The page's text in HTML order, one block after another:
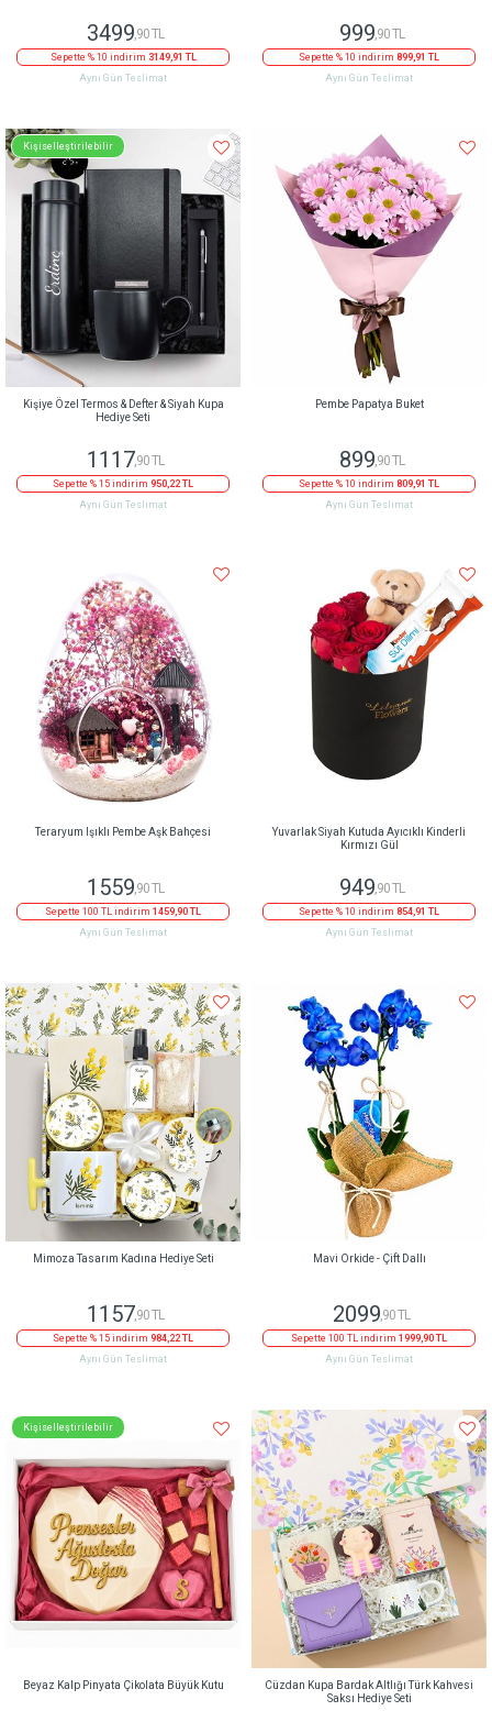
3499,90 TL
Sepette % 10 indirim 3149,91 TL
Aynı Gün Teslimat
999,90 TL
Sepette % 10 indirim 899,91 TL
Aynı Gün Teslimat
Kişiselleştirilebilir
Kişiye Özel Termos & Defter & Siyah Kupa
Hediye Seti
1117,90 TL
Sepette % 15 indirim 950,22 TL
Aynı Gün Teslimat
Pembe Papatya Buket
899,90 TL
Sepette % 10 indirim 809,91 TL
Aynı Gün Teslimat
Teraryum Işıklı Pembe Aşk Bahçesi
1559 ,90 TL
Sepette 100 TL indirim 1459,90 TL
Aynı Gün Teslimat
Yuvarlak Siyah Kutuda Ayıcıklı Kinderli
Kırmızı Gül
949,90 TL
Sepette % 10 indirim 854,91 TL
Aynı Gün Teslimat
Mimoza Tasarım Kadına Hediye Seti
1157,90 TL
Sepette % 15 indirim 984,22 TL
Aynı Gün Teslimat
Mavi Orkide - Çift Dallı
2099,90 TL
Sepette 100 TL indirim 1999,90 TL
Aynı Gün Teslimat
Kişiselleştirilebilir
Beyaz Kalp Pinyata Çikolata Büyük Kutu
Cüzdan Kupa Bardak Altlığı Türk Kahvesi
Saksı Hediye Seti